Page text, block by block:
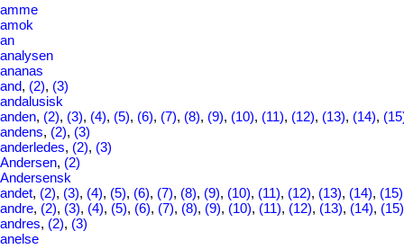
amme
amok
an
analysen
ananas
and, (2), (3)
andalusisk
anden, (2), (3), (4), (5), (6), (7), (8), (9), (10), (11), (12), (13), (14),
andens, (2), (3)
anderledes, (2), (3)
Andersen, (2)
Andersensk
andet, (2), (3), (4), (5), (6), (7), (8), (9), (10), (11), (12), (13), (14), (15)
andre, (2), (3), (4), (5), (6), (7), (8), (9), (10), (11), (12), (13), (14), (15)
andres, (2), (3)
anelse